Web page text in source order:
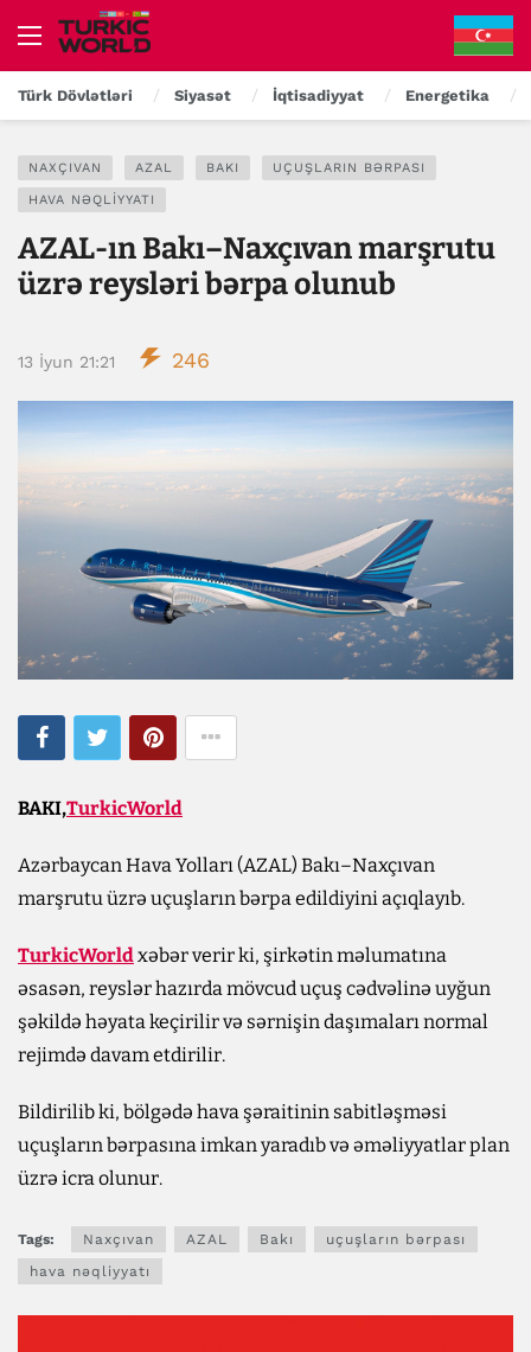
Türk Dövlətləri Siyasət İqtisadiyyat Energetika
NAXÇIVAN AZAL BAKI UÇUŞLARIN BƏRPASI
HAVA NƏQLIYYATI
AZAL-ın Bakı–Naxçıvan marşrutu
üzrə reysləri bərpa olunub
13 İyun 21:21 246
BAKI,TurkicWorld
Azərbaycan Hava Yolları (AZAL) Bakı–Naxçıvan
marşrutu üzrə uçuşların bərpa edildiyini açıqlayıb.
TurkicWorldxəbər verir ki, şirkətin məlumatına
əsasən, reyslər hazırda mövcud uçuş cədvəlinə uyğun
şəkildə həyata keçirilir və sərnişin daşımaları normal
rejimdə davam etdirilir.
Bildirilib ki, bölgədə hava şəraitinin sabitləşməsi
uçuşların bərpasına imkan yaradıb və əməliyyatlar plan
üzrə icra olunur.
Tags: Naxçıvan AZAL Bakı
uçuşların bərpası
hava nəqliyyatı